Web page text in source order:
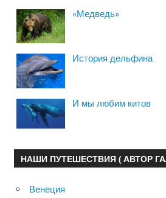
«Медведь»
История дельфина
И мы любим китов
НАШИ ПУТЕШЕСТВИЯ ( АВТОР
Венеция